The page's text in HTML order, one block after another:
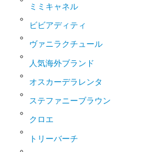
ミミキャネル
ビビアディティ
ヴァニラクチュール
人気海外ブランド
オスカーデラレンタ
ステファニーブラウン
クロエ
トリーバーチ